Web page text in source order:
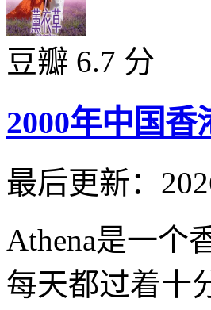
豆瓣 6.7 分
2000年中国
最后更新：
Athena是一个
每天都过着十